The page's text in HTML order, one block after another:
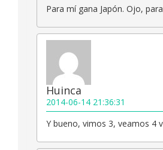
Para mí gana Japón. Ojo,
Huinca
2014-06-14 21:36:31
Y bueno, vimos 3, veamos 4